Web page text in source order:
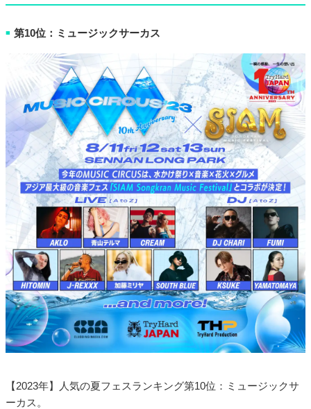
■ 第10位：ミュージックサーカス
【2023年】人気の夏フェスランキング第10位：ミュージックサ
ーカス。